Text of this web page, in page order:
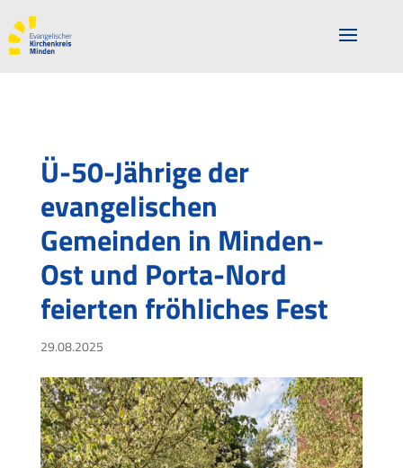
Ü-50-Jährige der
evangelischen
Gemeinden in Minden-
Ost und Porta-Nord
feierten fröhliches Fest
29.08.2025